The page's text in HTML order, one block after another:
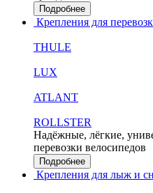
Подробнее
Крепления для
THULE
LUX
ATLANT
ROLLSTER
Надёжные, лёгкие,
перевозки велосипедов
Подробнее
Крепления для лыж и